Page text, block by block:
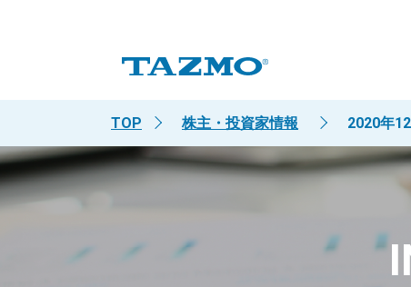
TOP 株主・投資家情報 2020年